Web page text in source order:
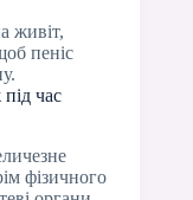
живіт,
пеніс
час
фізичного